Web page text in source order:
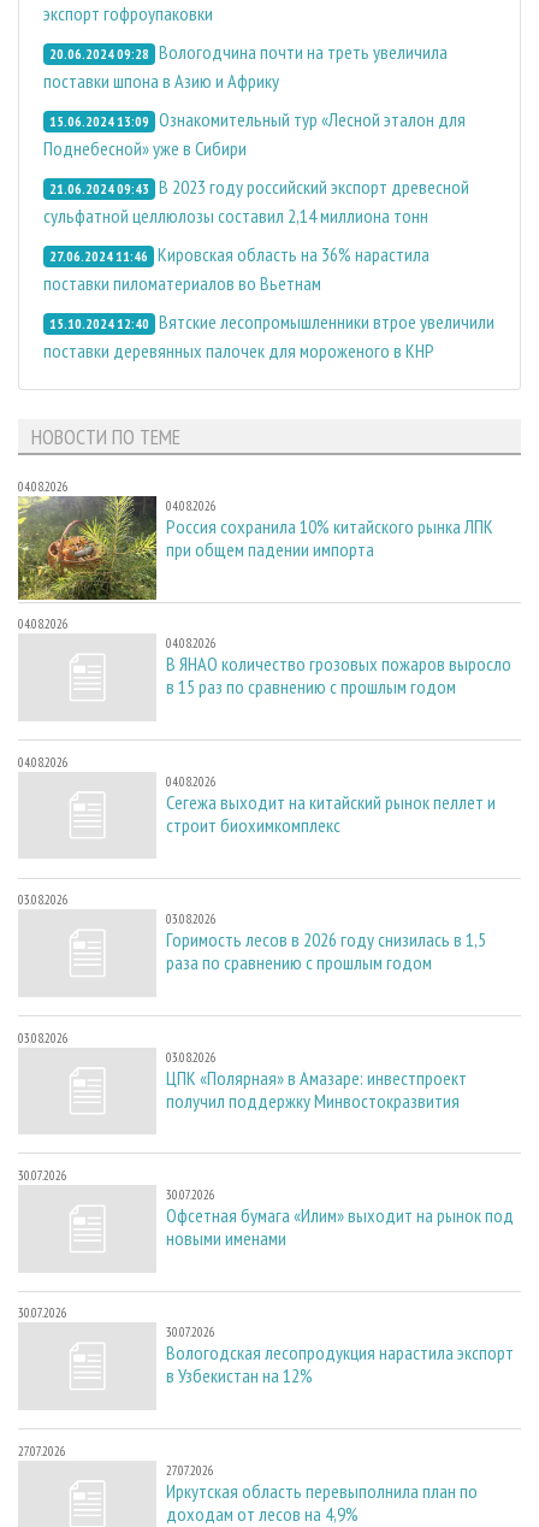
экспорт гофроупаковки
20.06.2024 09:28 Вологодчина почти на треть увеличила
поставки шпона в Азию и Африку
15.06.2024 13:09 Ознакомительный тур «Лесной эталон для
Поднебесной» уже в Сибири
21.06.2024 09:43 В 2023 году российский экспорт древесной
сульфатной целлюлозы составил 2,14 миллиона тонн
27.06.2024 11:46 Кировская область на 36% нарастила
поставки пиломатериалов во Вьетнам
15.10.2024 12:40 Вятские лесопромышленники втрое увеличили
поставки деревянных палочек для мороженого в КНР
НОВОСТИ ПО ТЕМЕ
04.08.2026
04.08.2026
Россия сохранила 10% китайского рынка ЛПК
при общем падении импорта
04.08.2026
04.08.2026
В ЯНАО количество грозовых пожаров выросло
в 15 раз по сравнению с прошлым годом
04.08.2026
04.08.2026
Сегежа выходит на китайский рынок пеллет и
строит биохимкомплекс
03.08.2026
03.08.2026
Горимость лесов в 2026 году снизилась в 1,5
раза по сравнению с прошлым годом
03.08.2026
03.08.2026
ЦПК «Полярная» в Амазаре: инвестпроект
получил поддержку Минвостокразвития
30.07.2026
30.07.2026
Офсетная бумага «Илим» выходит на рынок под
новыми именами
30.07.2026
30.07.2026
Вологодская лесопродукция нарастила экспорт
в Узбекистан на 12%
27.07.2026
27.07.2026
Иркутская область перевыполнила план по
доходам от лесов на 4,9%